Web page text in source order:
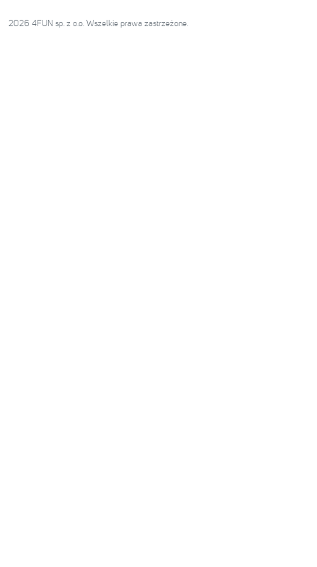
2026 4FUN sp. z o.o. Wszelkie prawa zastrzeżone.